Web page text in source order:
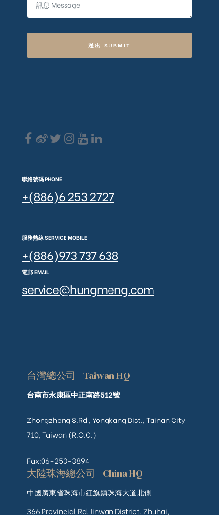
送出 SUBMIT
聯絡號碼 PHONE
+(886)6 253 2727
服務熱線 SERVICE MOBILE
+(886)973 737 638
電郵 EMAIL
service@hungmeng.com
台灣總公司 - Taiwan HQ
台南市永康區中正南路512號
Zhongzheng S.Rd., Yongkang Dist., Tainan City
710, Taiwan (R.O.C.)
Fax:06-253-3894
大陸珠海總公司 - China HQ
中國廣東省珠海市紅旗鎮珠海大道北側
366 Provincial Rd, Jinwan District, Zhuhai,